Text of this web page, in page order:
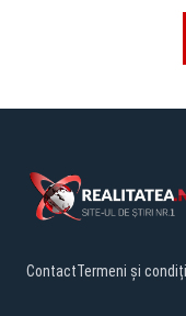
ContactTermeni și